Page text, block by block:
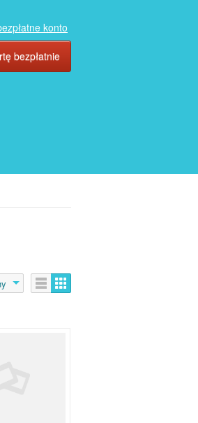
konto
bezpłatnie